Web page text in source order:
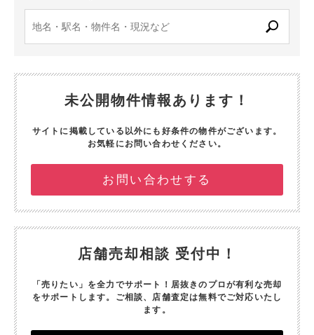
未公開物件情報あります！
サイトに掲載している以外にも好条件の物件がございます。
お気軽にお問い合わせください。
お問い合わせする
店舗売却相談 受付中！
「売りたい」を全力でサポート！ 居抜きのプロが有利な売却
をサポートします。 ご相談、店舗査定は無料でご対応いたし
ます。